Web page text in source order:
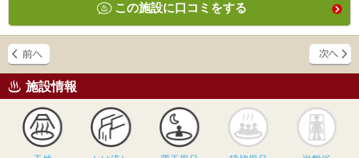
この施設に口コミをする
施設情報
かけ流し 露天風呂 貸切風呂